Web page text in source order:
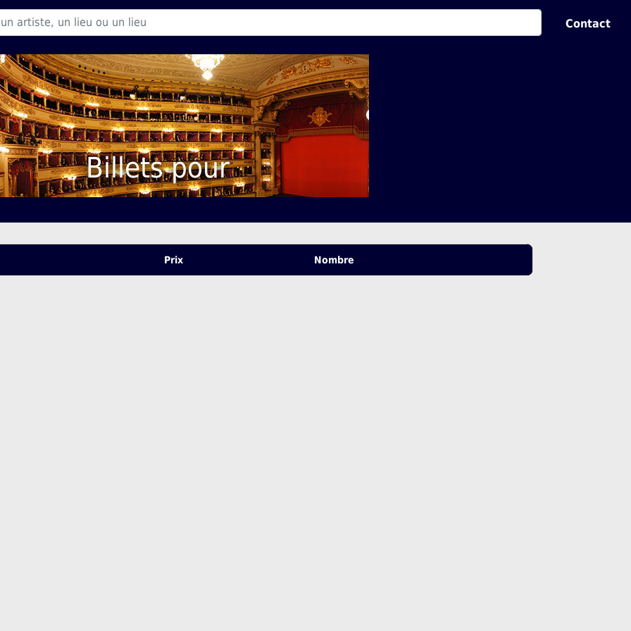
Contact
Billets pour
Prix Nombre